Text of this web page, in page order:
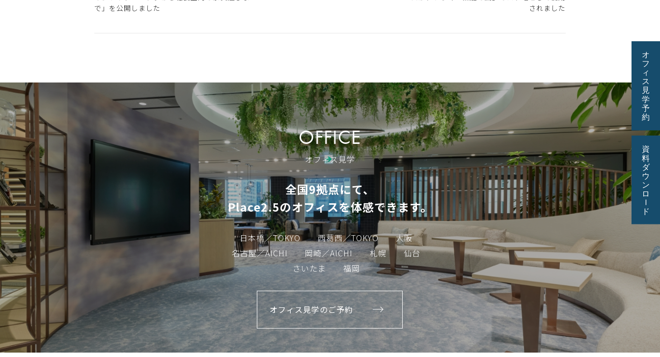
で」を公開しました
されました
OFFICE
オフィス見学
全国9拠点にて、
Place2.5のオフィスを体感できます。
日本橋／TOKYO 西葛西／TOKYO
大阪
名古屋／AICHI
岡崎／AICHI 札幌
仙台
さいたま
福岡
オフィス見学のご予約